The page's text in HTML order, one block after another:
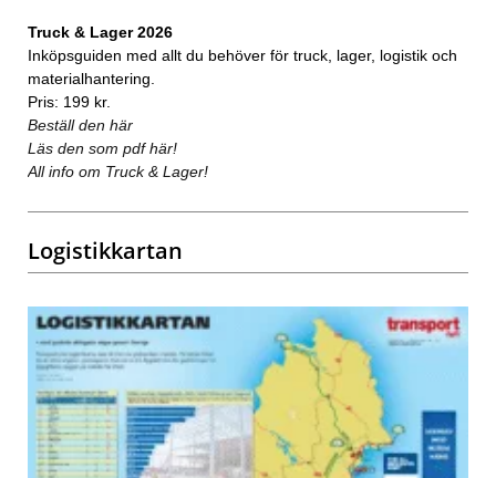
Truck & Lager 2026
Inköpsguiden med allt du behöver för truck, lager, logistik och
materialhantering.
Pris: 199 kr.
Beställ den här
Läs den som pdf här!
All info om Truck & Lager!
Logistikkartan